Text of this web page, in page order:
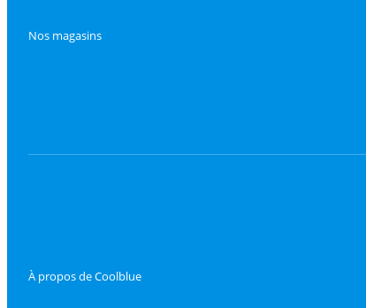
Nos magasins
À propos de Coolblue